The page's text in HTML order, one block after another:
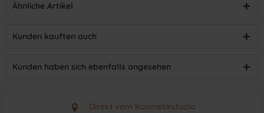
Ähnliche Artikel
Kunden kauften auch
Kunden haben sich ebenfalls angesehen
Direkt vom Kosmetikstudio